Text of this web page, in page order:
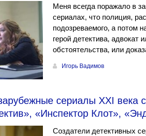
Меня всегда поражало в
сериалах, что полиция,
подозреваемого, а потом
герой детектива,
обстоятельства, или
Игорь Вадимов
сериалы XXI века
«Инспектор Клот»,
Создатели детективных